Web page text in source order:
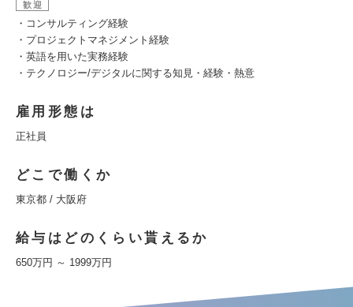
歓迎
・コンサルティング経験
・プロジェクトマネジメント経験
・英語を用いた実務経験
・テクノロジー/デジタルに関する知見・経験・熱意
雇用形態は
正社員
どこで働くか
東京都 / 大阪府
給与はどのくらい貰えるか
650万円 ～ 1999万円